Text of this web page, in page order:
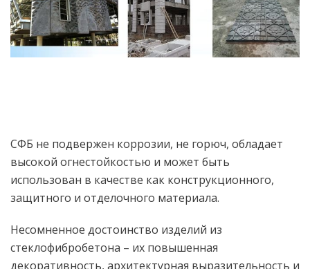
СФБ не подвержен коррозии, не горюч, обладает
высокой огнестойкостью и может быть
использован в качестве как конструкционного,
защитного и отделочного материала.
Несомненное достоинство изделий из
стеклофибробетона – их повышенная
декоративность, архитектурная выразительность и